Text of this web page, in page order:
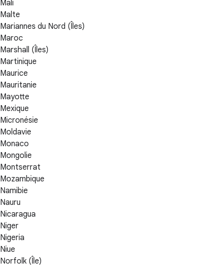
Mali
Malte
Mariannes du Nord (Îles)
Maroc
Marshall (Îles)
Martinique
Maurice
Mauritanie
Mayotte
Mexique
Micronésie
Moldavie
Monaco
Mongolie
Montserrat
Mozambique
Namibie
Nauru
Nicaragua
Niger
Nigeria
Niue
Norfolk (Île)